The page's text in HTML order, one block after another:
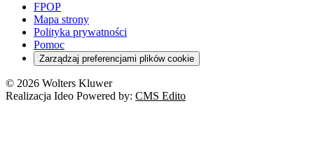
FPOP
Mapa strony
Polityka prywatności
Pomoc
Zarządzaj preferencjami plików cookie
© 2026 Wolters Kluwer
Realizacja Ideo Powered by: CMS Edito